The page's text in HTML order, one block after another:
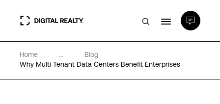
Data center
Home ...
Blog
Why Multi Tenant Data Centers Benefit Enterprises